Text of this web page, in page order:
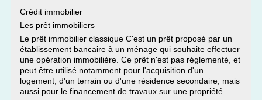
Crédit immobilier
Les prêt immobiliers
Le prêt immobilier classique C'est un prêt proposé par un
établissement bancaire à un ménage qui souhaite effectuer
une opération immobilière. Ce prêt n'est pas réglementé, et
peut être utilisé notamment pour l'acquisition d'un
logement, d'un terrain ou d'une résidence secondaire, mais
aussi pour le financement de travaux sur une propriété....